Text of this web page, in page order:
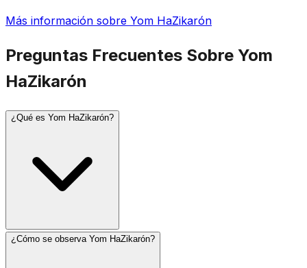
Más información sobre Yom HaZikarón
Preguntas Frecuentes Sobre Yom
HaZikarón
¿Qué es Yom HaZikarón?
¿Cómo se observa Yom HaZikarón?